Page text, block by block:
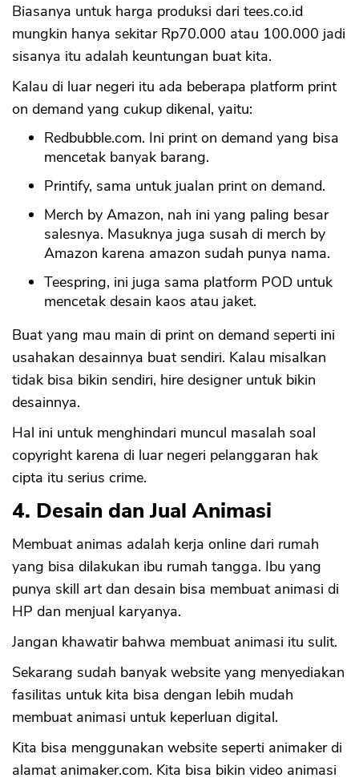
Biasanya untuk harga produksi dari tees.co.id
mungkin hanya sekitar Rp70.000 atau 100.000 jadi
sisanya itu adalah keuntungan buat kita.
Kalau di luar negeri itu ada beberapa platform print
on demand yang cukup dikenal, yaitu:
Redbubble.com. Ini print on demand yang bisa
mencetak banyak barang.
Printify, sama untuk jualan print on demand.
Merch by Amazon, nah ini yang paling besar
salesnya. Masuknya juga susah di merch by
Amazon karena amazon sudah punya nama.
Teespring, ini juga sama platform POD untuk
mencetak desain kaos atau jaket.
Buat yang mau main di print on demand seperti ini
usahakan desainnya buat sendiri. Kalau misalkan
tidak bisa bikin sendiri, hire designer untuk bikin
desainnya.
Hal ini untuk menghindari muncul masalah soal
copyright karena di luar negeri pelanggaran hak
cipta itu serius crime.
4. Desain dan Jual Animasi
Membuat animas adalah kerja online dari rumah
yang bisa dilakukan ibu rumah tangga. Ibu yang
punya skill art dan desain bisa membuat animasi di
HP dan menjual karyanya.
Jangan khawatir bahwa membuat animasi itu sulit.
Sekarang sudah banyak website yang menyediakan
fasilitas untuk kita bisa dengan lebih mudah
membuat animasi untuk keperluan digital.
Kita bisa menggunakan website seperti animaker di
alamat animaker.com. Kita bisa bikin video animasi